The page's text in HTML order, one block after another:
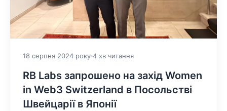
18 серпня 2024 року 4 хв читання
RB Labs запрошено на захід Women
in Web3 Switzerland в Посольстві
Швейцарії в Японії